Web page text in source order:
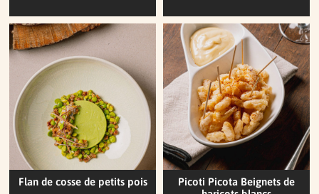
Flan de cosse de petits pois
Picoti Picota Beignets de